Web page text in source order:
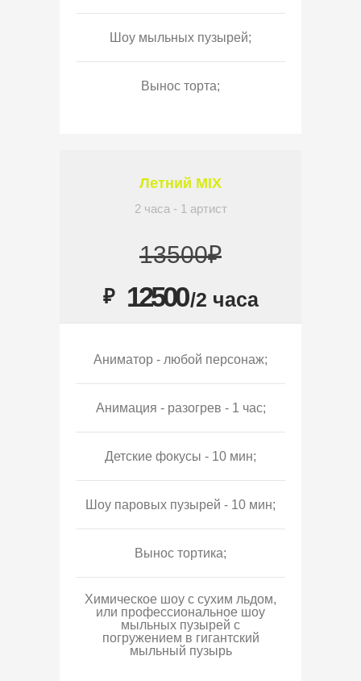
Шоу мыльных пузырей;
Вынос торта;
Летний MIX
2 часа - 1 артист
13500₽
₽ 12500/2 часа
Аниматор - любой персонаж;
Анимация - разогрев - 1 час;
Детские фокусы - 10 мин;
Шоу паровых пузырей - 10 мин;
Вынос тортика;
Химическое шоу с сухим льдом,
или профессиональное шоу
мыльных пузырей с
погружением в гигантский
мыльный пузырь